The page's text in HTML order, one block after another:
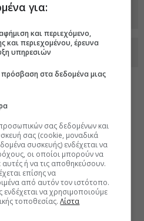
στο Discover
για:
και περιεχόμενο,
και περιεχομένου, έρευνα
υπηρεσιών
στα δεδομένα μιας
σας δεδομένων και
σας (cookie, μοναδικά
συσκευής) ενδέχεται να
οι οποίοι μπορούν να
ή να τις αποθηκεύσουν.
επίσης να
από αυτόν τον ιστότοπο.
ενδέχεται να χρησιμοποιούμε
τοποθεσίας.Λίστα